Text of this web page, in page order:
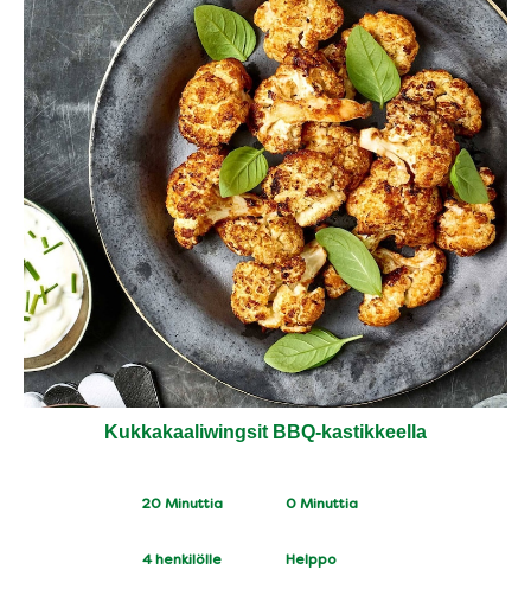
Kukkakaaliwingsit BBQ-kastikkeella
CookingTime
20 Minuttia PreparationTime
0 Minuttia
Servings
4 henkilölle Difficulty
Helppo